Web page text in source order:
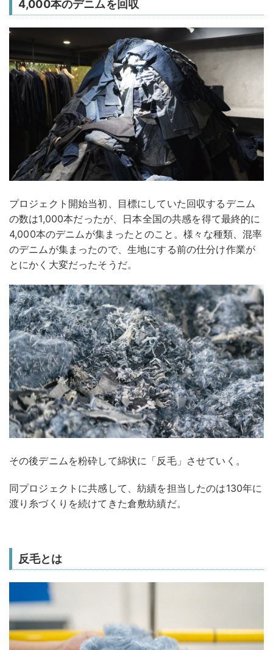
4,000本のデニムを回収
プロジェクト開始当初、目標にしていた回収するデニム
の数は1,000本だったが、日本全国の共感を得て最終的に
4,000本のデニムが集まったとのこと。様々な種類、混率
のデニムが集まったので、生地にする前の仕分け作業が
とにかく大変だったそうだ。
その後デニムを粉砕して綿状に「反毛」させていく。
同プロジェクトに共感して、紡績を担当したのは130年に
渡り糸づくりを続けてきた倉敷紡績だ。
反毛とは